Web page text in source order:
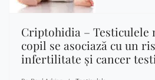
Criptohidia – Testiculele
copil se asociază cu un
infertilitate şi cancer